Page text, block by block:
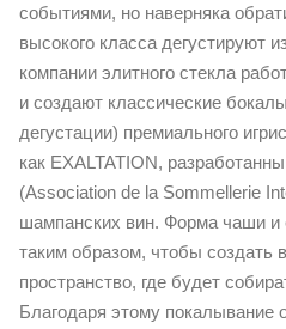
событиями, но наверняка
высокого класса дегустируют
компании элитного стекла
и создают классические
дегустации) премиального
как EXALTATION,
(Association de la Sommellerie
шампанских вин. Форма чаши и
таким образом, чтобы создать
пространство, где будет
Благодаря этому покалывание